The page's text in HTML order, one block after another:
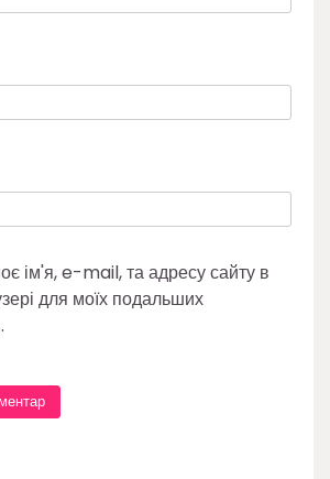
ім'я, e-mail, та адресу сайту в
для моїх подальших